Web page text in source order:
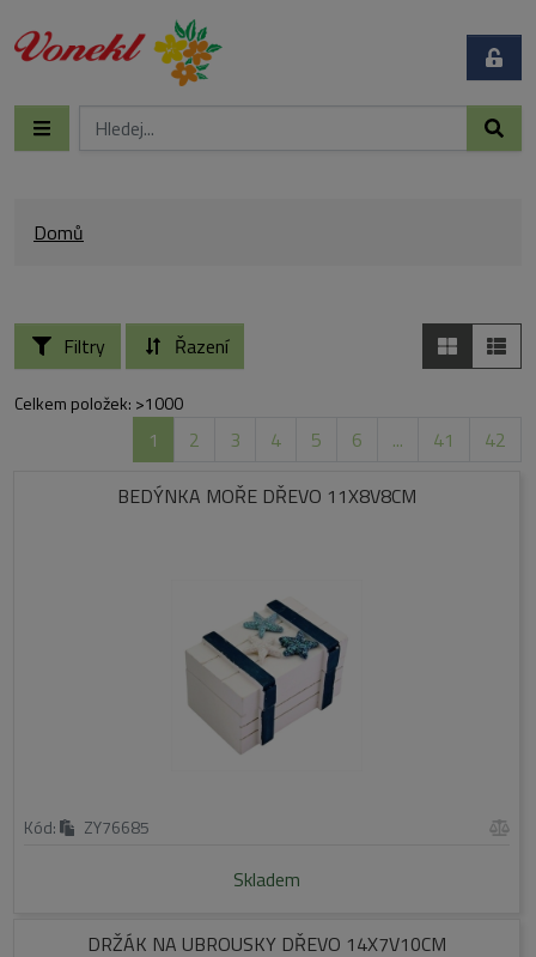
Domů
Filtry Řazení
Celkem položek: >1000
1 2 3 4 5 6 ... 41
42
BEDÝNKA MOŘE DŘEVO 11X8V8CM
Kód: ZY76685
Skladem
DRŽÁK NA UBROUSKY DŘEVO 14X7V10CM